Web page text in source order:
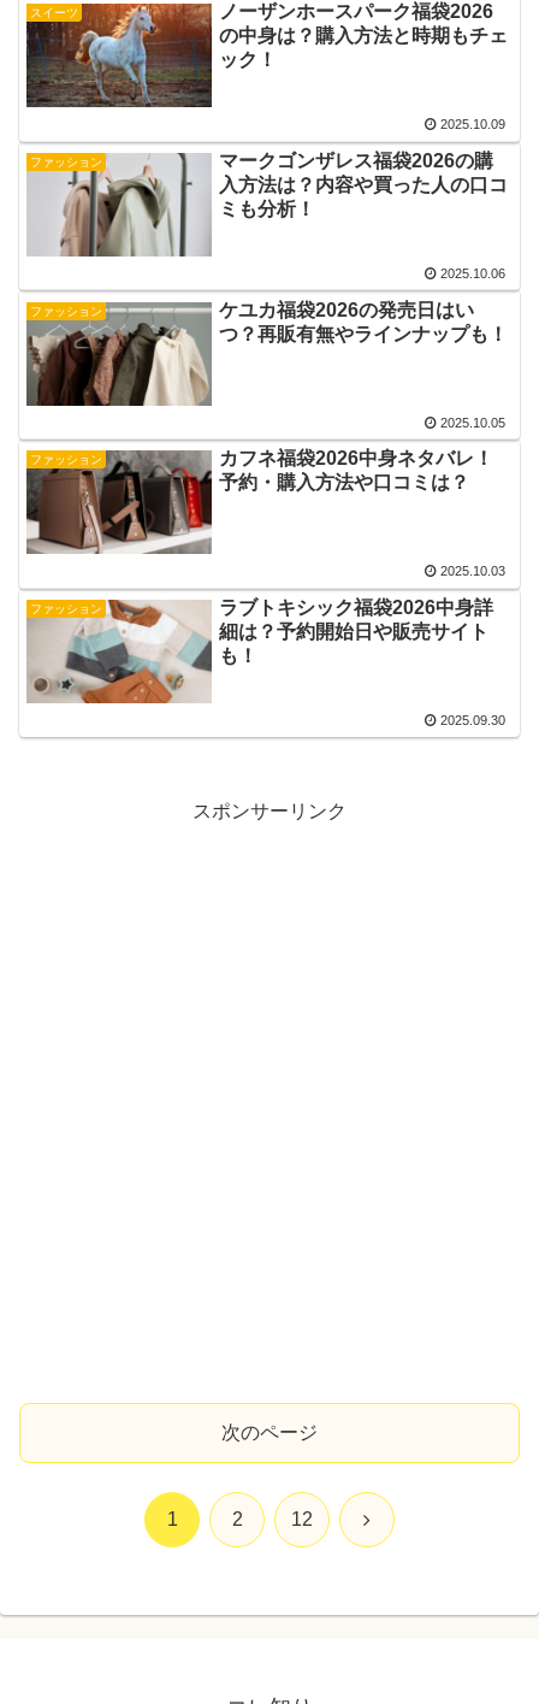
スイーツ
ノーザンホースパーク福袋2026
の中身は？購入方法と時期もチェ
ック！
2025.10.09
ファッション
マークゴンザレス福袋2026の購
入方法は？内容や買った人の口コ
ミも分析！
2025.10.06
ファッション
ケユカ福袋2026の発売日はい
つ？再販有無やラインナップも！
2025.10.05
ファッション
カフネ福袋2026中身ネタバレ！
予約・購入方法や口コミは？
2025.10.03
ファッション
ラブトキシック福袋2026中身詳
細は？予約開始日や販売サイト
も！
2025.09.30
スポンサーリンク
次のページ
1 2 12 次